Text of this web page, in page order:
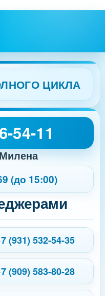
ЦИКЛА
54-11
(до 15:00)
(931) 532-54-35
(909) 583-80-28